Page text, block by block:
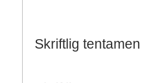
Skriftlig tentamen